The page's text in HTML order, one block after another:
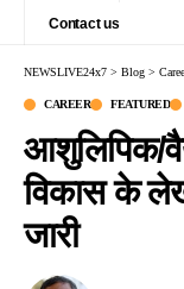
Contact us
NEWSLIVE24x7 > Blog >
CAREER FEATURED
आशुलिपिक/
विकास के
जारी